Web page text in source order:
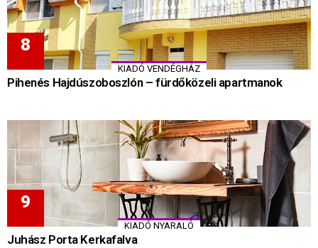
KIADÓ VENDÉGHÁZ
Pihenés Hajdúszoboszlón – fürdőközeli apartmanok
KIADÓ NYARALÓ
Juhász Porta Kerkafalva